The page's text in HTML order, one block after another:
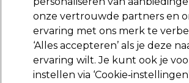
Na verzending, maandag t/m
Retinol
Retinol Anti-verouderings
onze vertrouwde partners en
ervaring met ons merk te
‘Alles accepteren’ als je deze
ervaring wilt. Je kunt ook je
instellen via